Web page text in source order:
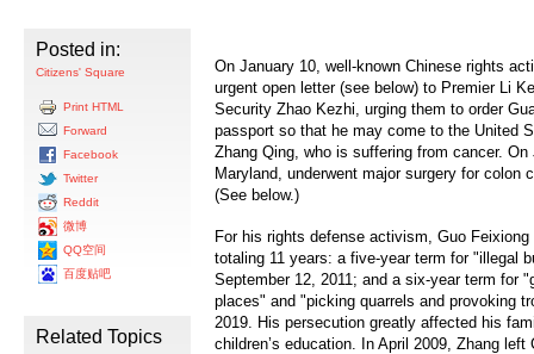
Posted in:
Citizens' Square
Print HTML
Forward
Facebook
Twitter
Reddit
微博
QQ空间
百度贴吧
Related Topics
On January 10, well-known Chinese rights
urgent open letter (see below) to Premier Li
Security Zhao Kezhi, urging them to order
passport so that he may come to the United
Zhang Qing, who is suffering from cancer.
Maryland, underwent major surgery for colon
(See below.)
For his rights defense activism, Guo
totaling 11 years: a five-year term for "illegal
September 12, 2011; and a six-year term for
places" and "picking quarrels and provoking
2019. His persecution greatly affected his
children’s education. In April 2009, Zhang